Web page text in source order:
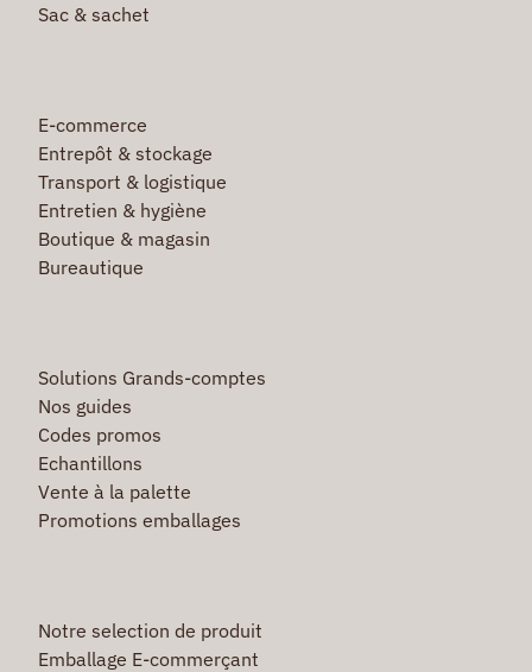
Sac & sachet
E-commerce
Entrepôt & stockage
Transport & logistique
Entretien & hygiène
Boutique & magasin
Bureautique
Solutions Grands-comptes
Nos guides
Codes promos
Echantillons
Vente à la palette
Promotions emballages
Notre selection de produit
Emballage E-commerçant